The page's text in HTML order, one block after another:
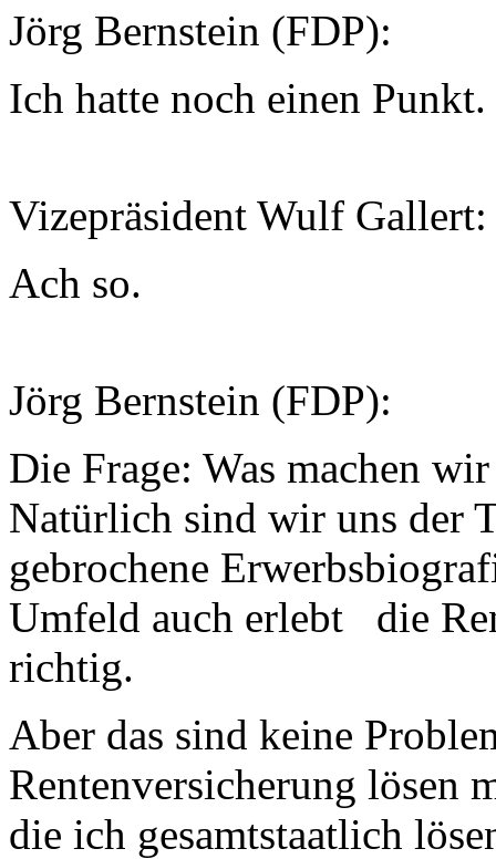
Jörg Bernstein (FDP):
Ich hatte noch einen Punkt.
Vizepräsident Wulf
Ach so.
Jörg Bernstein (FDP):
Die Frage: Was machen
Natürlich sind wir uns der
gebrochene
Umfeld auch erlebt die
richtig.
Aber das sind keine
Rentenversicherung lösen
die ich gesamtstaatlich